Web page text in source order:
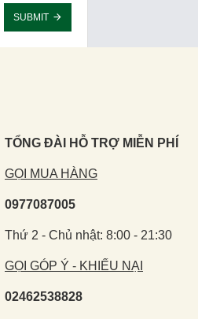
SUBMIT
TỔNG ĐÀI HỖ TRỢ MIỄN PHÍ
GỌI MUA HÀNG
0977087005
Thứ 2 - Chủ nhật: 8:00 - 21:30
GỌI GÓP Ý - KHIẾU NẠI
02462538828